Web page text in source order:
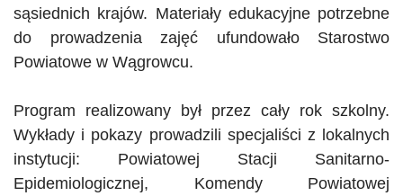
sąsiednich krajów. Materiały edukacyjne potrzebne
do prowadzenia zajęć ufundowało Starostwo
Powiatowe w Wągrowcu.
Program realizowany był przez cały rok szkolny.
Wykłady i pokazy prowadzili specjaliści z lokalnych
instytucji: Powiatowej Stacji Sanitarno-
Epidemiologicznej, Komendy Powiatowej